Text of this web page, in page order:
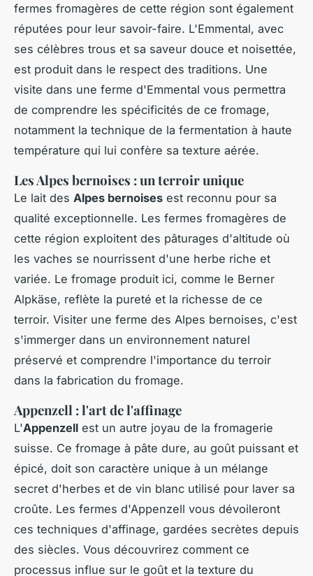
fermes fromagères de cette région sont également
réputées pour leur savoir-faire. L'Emmental, avec
ses célèbres trous et sa saveur douce et noisettée,
est produit dans le respect des traditions. Une
visite dans une ferme d'Emmental vous permettra
de comprendre les spécificités de ce fromage,
notamment la technique de la fermentation à haute
température qui lui confère sa texture aérée.
Les Alpes bernoises : un terroir unique
Le lait des Alpes bernoises est reconnu pour sa
qualité exceptionnelle. Les fermes fromagères de
cette région exploitent des pâturages d'altitude où
les vaches se nourrissent d'une herbe riche et
variée. Le fromage produit ici, comme le Berner
Alpkäse, reflète la pureté et la richesse de ce
terroir. Visiter une ferme des Alpes bernoises, c'est
s'immerger dans un environnement naturel
préservé et comprendre l'importance du terroir
dans la fabrication du fromage.
Appenzell : l'art de l'affinage
L'Appenzell est un autre joyau de la fromagerie
suisse. Ce fromage à pâte dure, au goût puissant et
épicé, doit son caractère unique à un mélange
secret d'herbes et de vin blanc utilisé pour laver sa
croûte. Les fermes d'Appenzell vous dévoileront
ces techniques d'affinage, gardées secrètes depuis
des siècles. Vous découvrirez comment ce
processus influe sur le goût et la texture du